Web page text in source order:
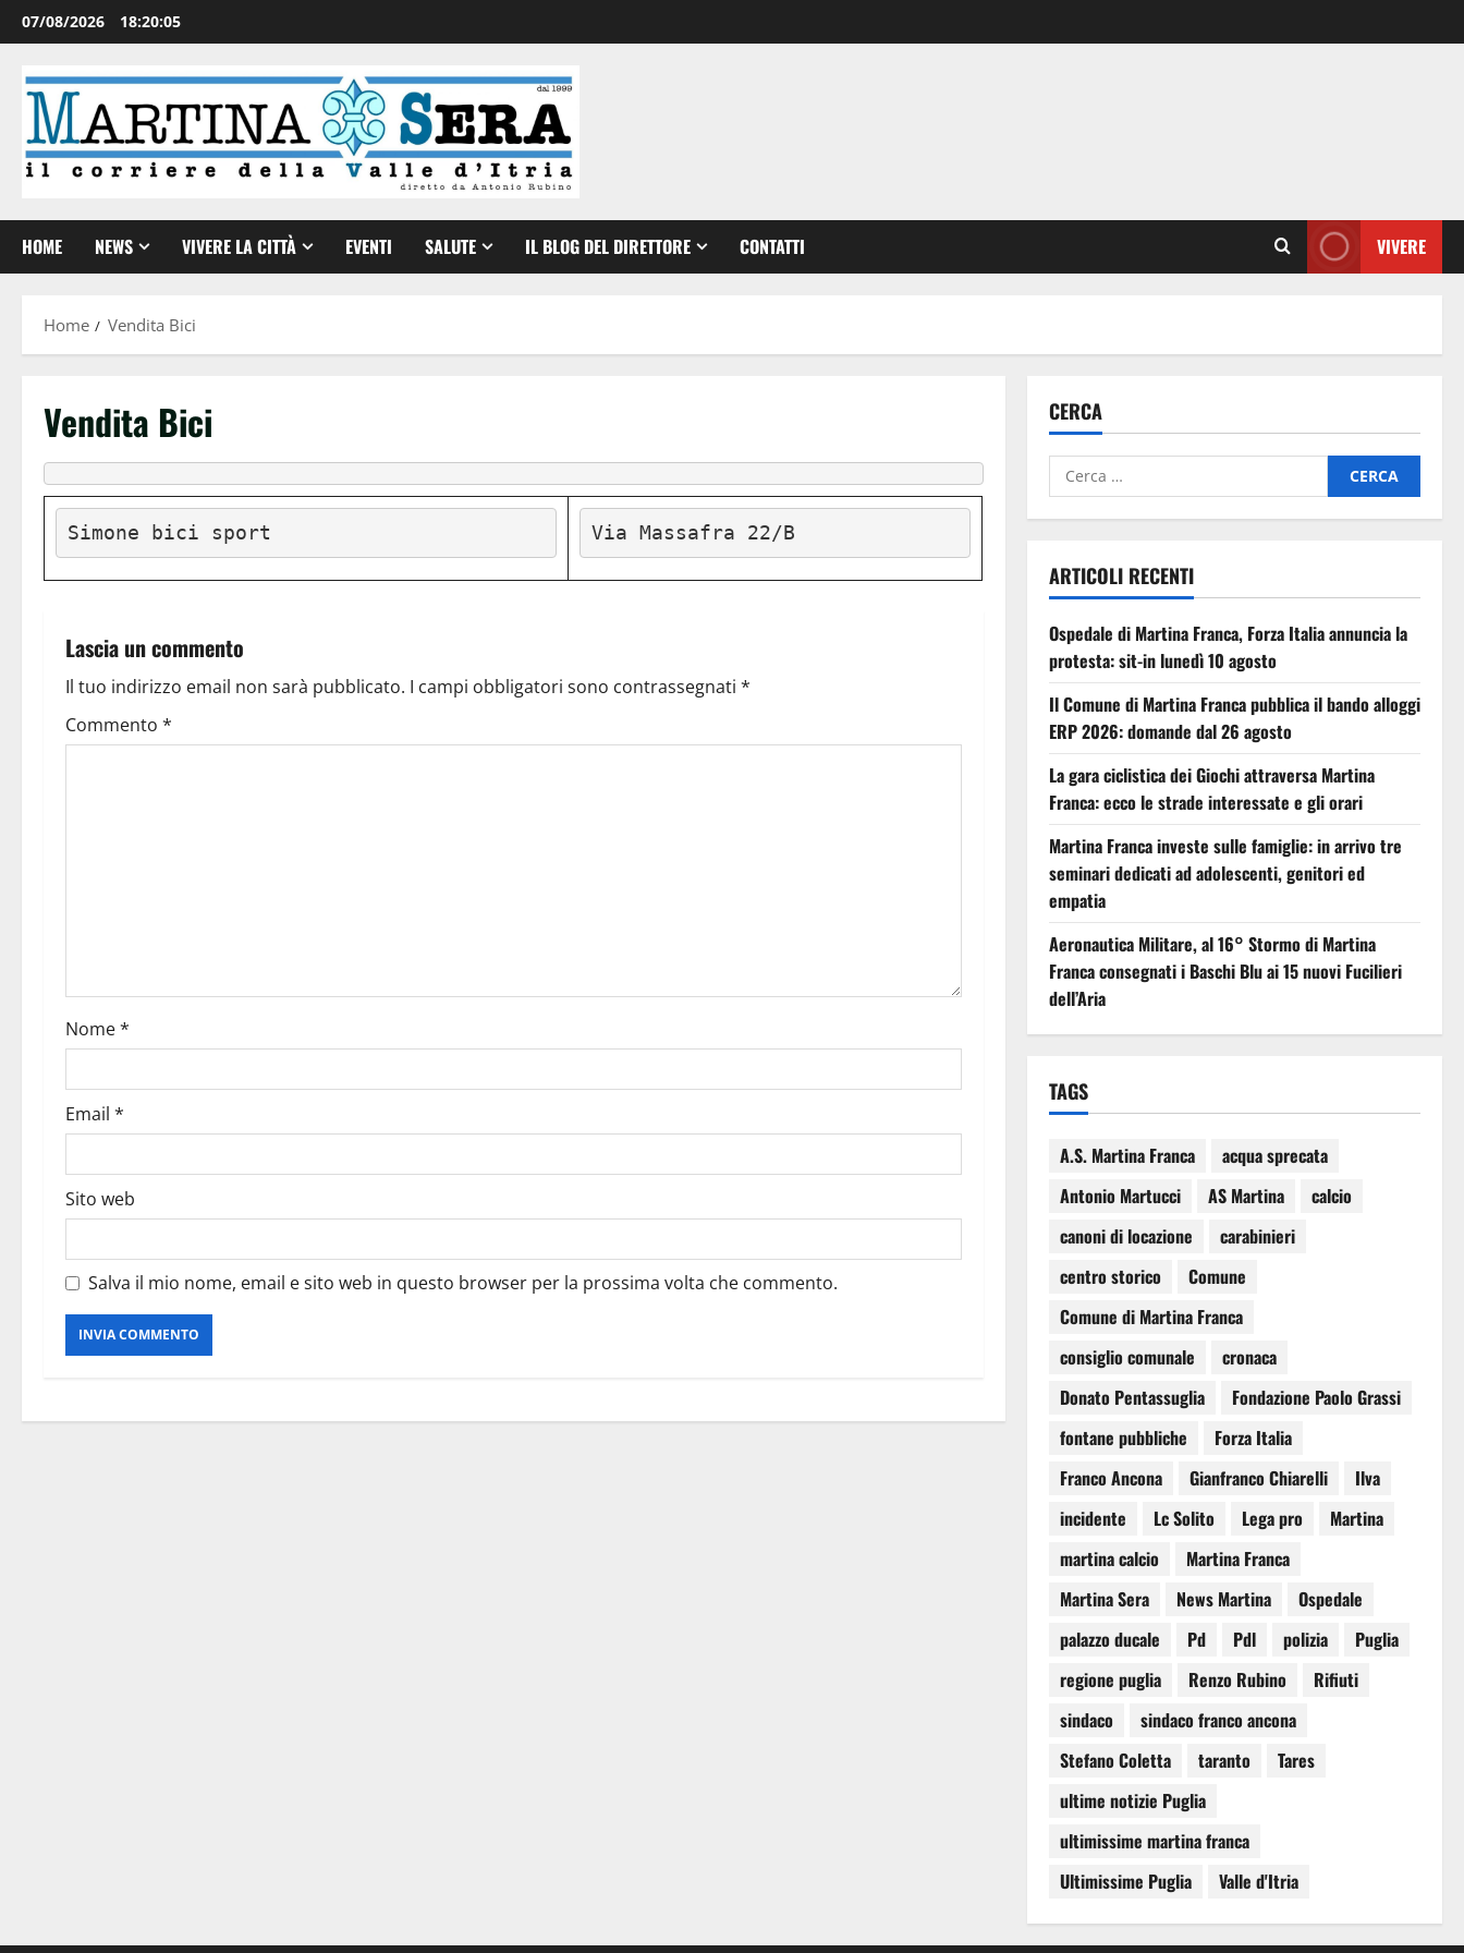
07/08/2026 18:20:06
HOME NEWS VIVERE LA CITTÀ EVENTI SALUTE IL BLOG DEL DIRETTORE CONTATTI VIVERE
Home Vendita Bici
Vendita Bici
Simone bici sport Via Massafra 22/B
Lascia un commento
Il tuo indirizzo email non sarà pubblicato. I campi obbligatori sono contrassegnati *
Commento *
Nome*
Email *
Sito web
Salva il mio nome, email e sito web in questo browser per la prossima volta che commento.
CERCA
ARTICOLI RECENTI
Ospedale di Martina Franca, Forza Italia annuncia la
protesta: sit-in lunedì 10 agosto
Il Comune di Martina Franca pubblica il bando alloggi
ERP 2026: domande dal 26 agosto
La gara ciclistica dei Giochi attraversa Martina
Franca: ecco le strade interessate e gli orari
Martina Franca investe sulle famiglie: in arrivo tre
seminari dedicati ad adolescenti, genitori ed
empatia
Aeronautica Militare, al 16° Stormo di Martina
Franca consegnati i Baschi Blu ai 15 nuovi Fucilieri
dell’Aria
TAGS
A.S. Martina Franca
acqua sprecata
Antonio Martucci
AS Martina
calcio
canoni di locazione
carabinieri
centro storico
Comune
Comune di Martina Franca
consiglio comunale
cronaca
Donato Pentassuglia
Fondazione Paolo Grassi
fontane pubbliche
Forza Italia
Franco Ancona
Gianfranco Chiarelli
Ilva
incidente
Lc Solito Lega pro
Martina
martina calcio
Martina Franca
Martina Sera
News Martina
Ospedale
palazzo ducale
Pd Pdl polizia
Puglia
regione puglia
Renzo Rubino
Rifiuti
sindaco
sindaco franco ancona
Stefano Coletta
taranto
Tares
ultime notizie Puglia
ultimissime martina franca
Ultimissime Puglia
Valle d'Itria